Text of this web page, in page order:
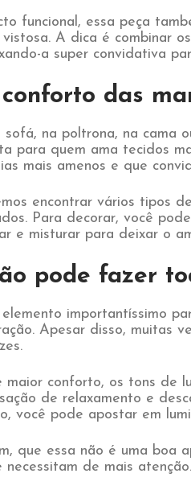
funcional, essa peça
A dica é combinar
a super convidativa
das
sofá, na poltrona, na cama
para quem ama tecidos
mais amenos e que
encontrar vários tipos
Para decorar, você
e misturar para deixar o
pode fazer
importantíssimo
Apesar disso, muitas
maior conforto, os tons de
de relaxamento e
você pode apostar em
que essa não é uma boa
necessitam de mais atenção.